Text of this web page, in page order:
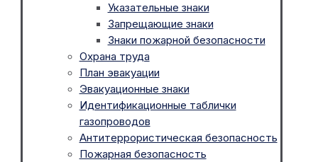
Указательные знаки
Запрещающие знаки
Знаки пожарной безопасности
Охрана труда
План эвакуации
Эвакуационные знаки
Идентификационные таблички
газопроводов
Антитеррористическая безопасность
Пожарная безопасность